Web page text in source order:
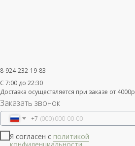
8-924-232-19-83
С 7:00 до 22:30
Доставка осуществляется при заказе от 4000р
Заказать звонок
+7
Я согласен с политикой